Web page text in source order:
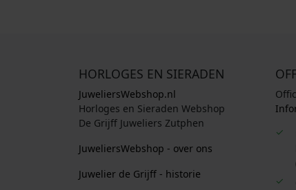
HORLOGES EN SIERADEN
JuweliersWebshop.nl
Horloges en Sieraden Webshop
De Grijff Juweliers Zutphen
JuweliersWebshop - over ons
Juwelier de Grijff - historie